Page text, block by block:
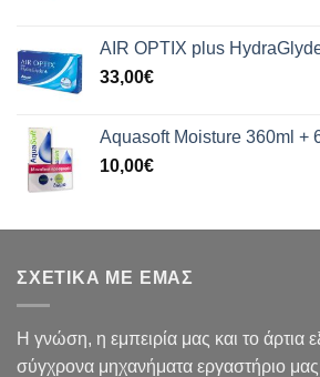
AIR OPTIX plus
33,00€
Aquasoft Moisture 360ml +
10,00€
ΣΧΕΤΙΚΑ ΜΕ ΕΜΑΣ
Η γνώση, η εμπειρία μας και το άρτια
σύγχρονα μηχανήματα εργαστήριο μας